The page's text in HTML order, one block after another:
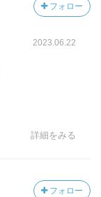
フォロー
2023.06.22
詳細をみる
フォロー